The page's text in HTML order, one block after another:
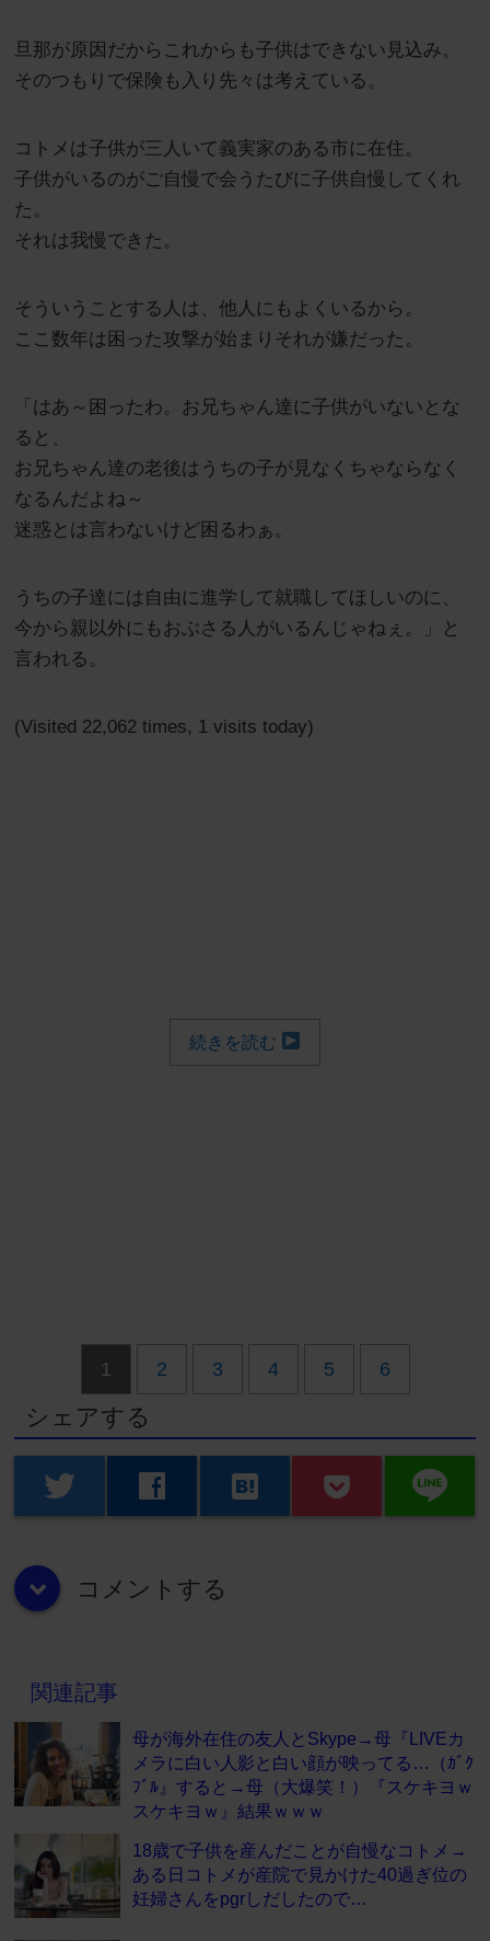
旦那が原因だからこれからも子供はできない見込み。
そのつもりで保険も入り先々は考えている。
コトメは子供が三人いて義実家のある市に在住。
子供がいるのがご自慢で会うたびに子供自慢してくれ
た。
それは我慢できた。
そういうことする人は、他人にもよくいるから。
ここ数年は困った攻撃が始まりそれが嫌だった。
「はあ～困ったわ。お兄ちゃん達に子供がいないとな
ると、
お兄ちゃん達の老後はうちの子が見なくちゃならなく
なるんだよね～
迷惑とは言わないけど困るわぁ。
うちの子達には自由に進学して就職してほしいのに、
今から親以外にもおぶさる人がいるんじゃねぇ。」と
言われる。
(Visited 22,062 times, 1 visits today)
続きを読む
1 2 3 4 5 6
シェアする
twitter facebook hatenabookmark line
down コメントする
関連記事
母が海外在住の友人とSkype→母『LIVEカ
メラに白い人影と白い顔が映ってる…（ｶﾞｸ
ﾌﾞﾙ』すると→母（大爆笑！）『スケキヨｗ
スケキヨｗ』結果ｗｗｗ
18歳で子供を産んだことが自慢なコトメ→
ある日コトメが産院で見かけた40過ぎ位の
妊婦さんをpgrしだしたので…